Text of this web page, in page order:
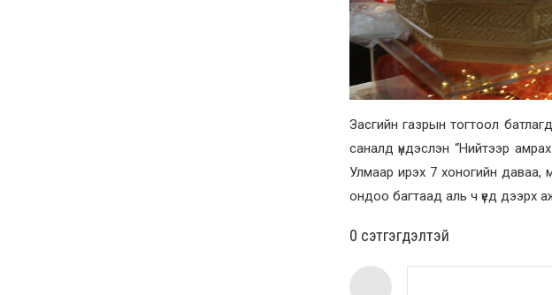
Засгийн газрын тогтоол
саналд үндэслэн “Нийтээр
Улмаар ирэх 7 хоногийн даваа,
ондоо багтаад аль ч үед дээрх
0 cэтгэгдэлтэй